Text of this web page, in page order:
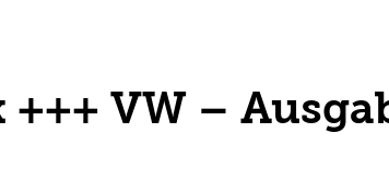
VW –